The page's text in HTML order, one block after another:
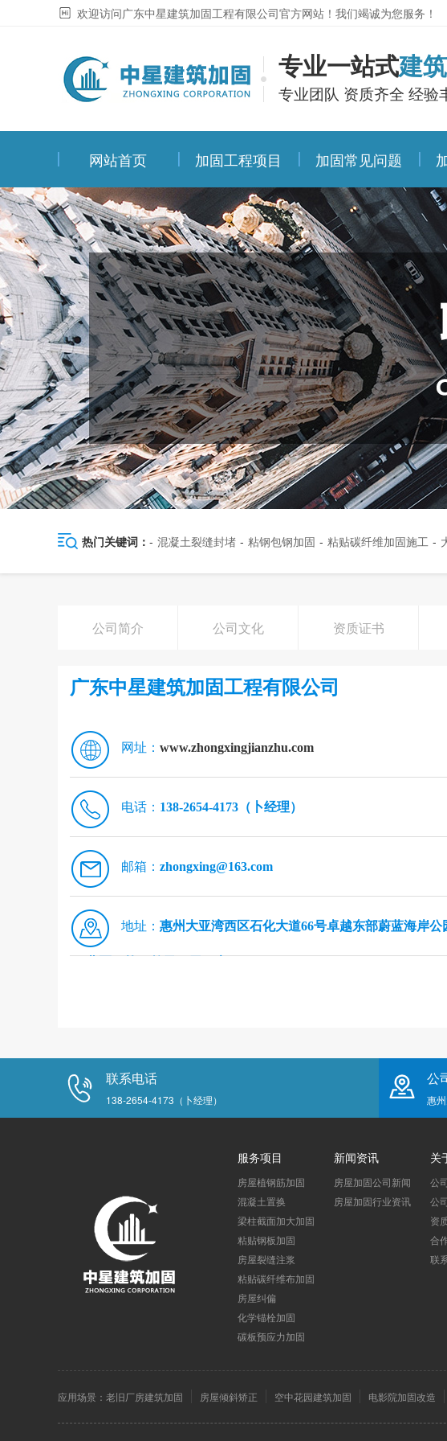
欢迎访问广东中星建筑加固工程有限公司官方网站！我们竭诚为您服务！
专业一站式建
专业团队 资质齐全 经验
网站首页 加固工程项目 加固常见问题
热门关键词： - 混凝土裂缝封堵 - 粘钢包钢加固 - 粘贴碳纤维加固施工 -
公司简介 公司文化 资质证书
广东中星建筑加固工程有限公司
网址： www.zhongxingjianzhu.com
电话： 138-2654-4173（卜经理）
邮箱： zhongxing@163.com
地址： 惠州大亚湾西区石化大道66号卓越东部蔚蓝海岸公
联系电话
138-2654-4173（卜经理）
公
惠
服务项目
房屋植钢筋加固
混凝土置换
梁柱截面加大加固
粘贴钢板加固
房屋裂缝注浆
粘贴碳纤维布加固
房屋纠偏
化学锚栓加固
碳板预应力加固
新闻资讯
房屋加固公司新闻
房屋加固行业资讯
关
公
公
资
合
联
应用场景： 老旧厂房建筑加固 房屋倾斜矫正 空中花园建筑加固 电影院加固改造